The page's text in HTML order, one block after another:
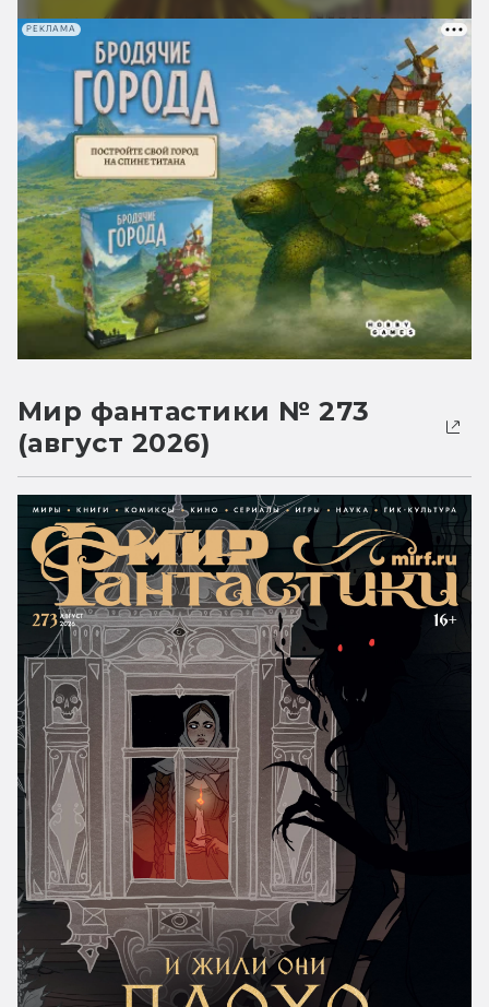
РЕКЛАМА
Мир фантастики № 273
(август 2026)